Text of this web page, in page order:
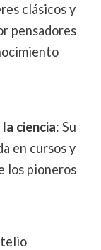
clásicos y
pensadores
ciencia: Su
en cursos y
los pioneros